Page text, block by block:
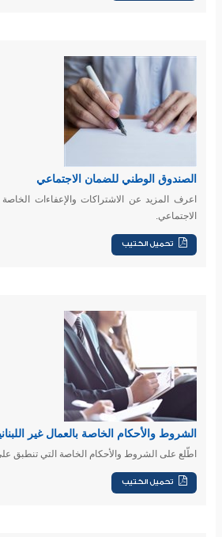
الصندوق الوطني للضمان الاجتماعي
اعرف المزيد عن الاشتراكات والإعفاءات
الاجتماعي.
الشروط والأحكام الخاصة بالعمال غير
اطّلع على الشروط والأحكام الخاصة التي تنطبق على